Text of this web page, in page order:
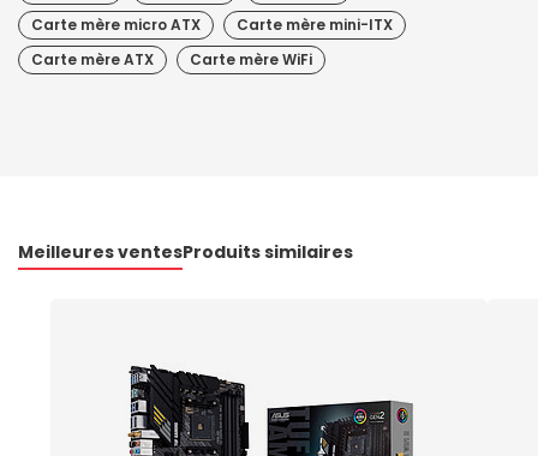
Carte mère micro ATX
Carte mère mini-ITX
Carte mère ATX
Carte mère WiFi
Meilleures ventesProduits similaires